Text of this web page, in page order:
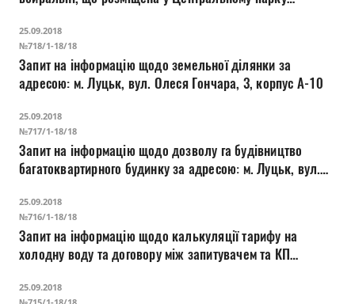
25.09.2018
№718/1-18/18
Запит на інформацію щодо земельної ділянки за
адресою: м. Луцьк, вул. Олеся Гончара, 3, корпус А-10
25.09.2018
№717/1-18/18
Запит на інформацію щодо дозволу га будівництво
багатоквартирного будинку за адресою: м. Луцьк, вул.
25.09.2018
№716/1-18/18
Запит на інформацію щодо калькуляції тарифу на
холодну воду та договору між запитувачем та КП
25.09.2018